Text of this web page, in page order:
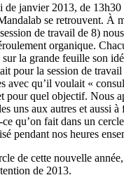
de janvier 2013, de 13h30
se retrouvent. À
de travail de 8)
organique.
la grande feuille son
pour la session de travail
avec qu’il voulait «
pour quel objectif. Nous
uns aux autres et aussi
ce qu’on fait dans un
pendant nos heures
de cette nouvelle
de 2013.